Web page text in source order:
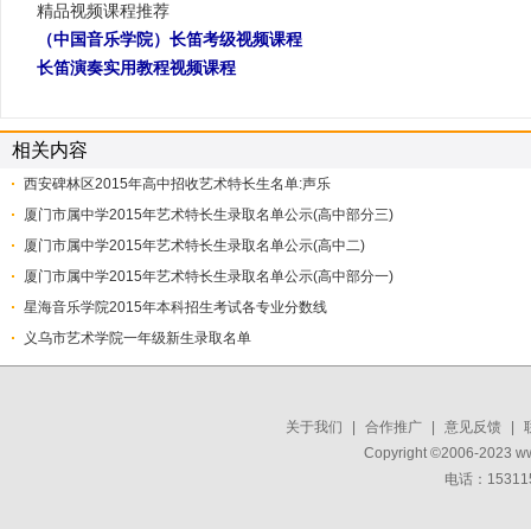
精品视频课程推荐
（中国音乐学院）长笛考级视频课程
长笛演奏实用教程视频课程
相关内容
西安碑林区2015年高中招收艺术特长生名单:声乐
厦门市属中学2015年艺术特长生录取名单公示(高中部分三)
厦门市属中学2015年艺术特长生录取名单公示(高中二)
厦门市属中学2015年艺术特长生录取名单公示(高中部分一)
星海音乐学院2015年本科招生考试各专业分数线
​义乌市艺术学院一年级新生录取名单
关于我们 合作推广 意见反馈
Copyright ©2006-2023
电话：